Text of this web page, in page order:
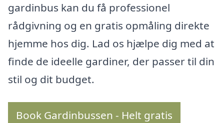
gardinbus kan du få professionel
rådgivning og en gratis opmåling direkte
hjemme hos dig. Lad os hjælpe dig med at
finde de ideelle gardiner, der passer til din
stil og dit budget.
Book Gardinbussen - Helt gratis